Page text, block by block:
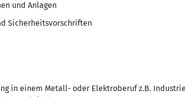
und Anlagen
Sicherheitsvorschriften
in einem Metall- oder Elektroberuf z.B.